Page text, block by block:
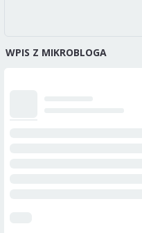
WPIS Z MIKROBLOGA